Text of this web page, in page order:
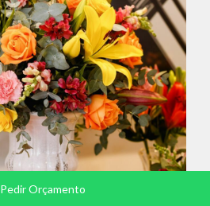
Pedir Orçamento